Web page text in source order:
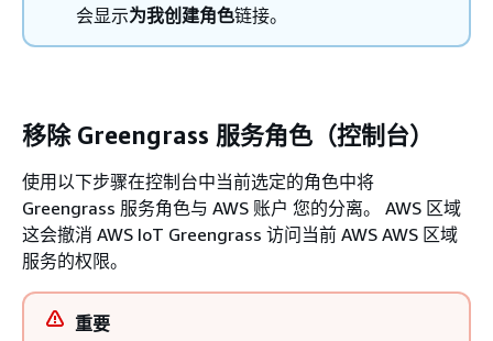
会显示为我创建角色链接。
移除 Greengrass 服务角色（控制台）
使用以下步骤在控制台中当前选定的角色中将
Greengrass 服务角色与 AWS 账户 您的分离。 AWS 区域
这会撤消 AWS IoT Greengrass 访问当前 AWS AWS 区域
服务的权限。
重要